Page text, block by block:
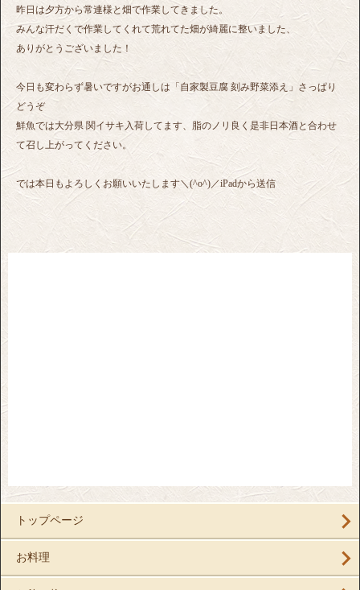
昨日は夕方から常連様と畑で作業してきました。
みんな汗だくで作業してくれて荒れてた畑が綺麗に整いました、
ありがとうございました！
今日も変わらず暑いですがお通しは「自家製豆腐 刻み野菜添え」さっぱり
どうぞ
鮮魚では大分県 関イサキ入荷してます、脂のノリ良く是非日本酒と合わせ
て召し上がってください。
では本日もよろしくお願いいたします＼(^o^)／iPadから送信
トップページ
お料理